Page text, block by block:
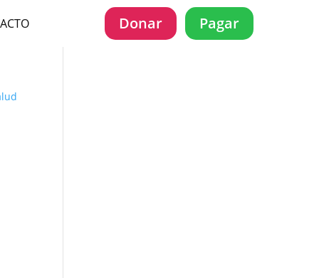
Donar Pagar